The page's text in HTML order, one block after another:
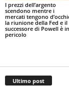
I prezzi dell’argento
scendono mentre i
mercati tengono
la riunione della Fed e il
successore di Powell è in
pericolo
Ultimo post